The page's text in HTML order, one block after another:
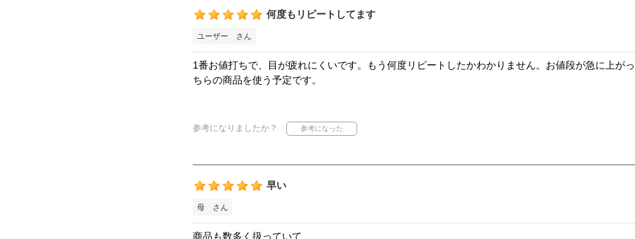
何度もリピートしてます
ユーザー さん
1番お値打ちで、目が疲れにくいです。もう何度リピートしたかわかりません。お値段が急に上が
ちらの商品を使う予定です。
参考になりましたか？
早い
母 さん
商品も数多く扱っていて、